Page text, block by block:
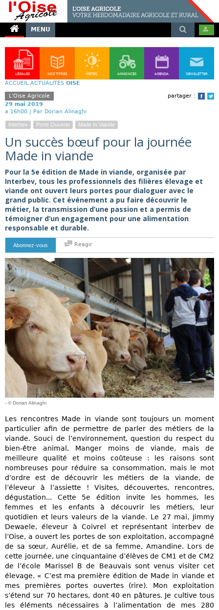
MENU
LÉGALES NOS TITRES MÉTÉO ANNONCES AGENDA NEWSLETTER
ACCUEIL ACTUALITÉS OISE
partager :
L'Oise Agricole
29 mai 2019
a 16h00 | Par Dorian Alinaghi
Interbev Porte Ouverte Made In Viande
Un succès bœuf pour la journée
Made in viande
Pour la 5e édition de Made in viande, organisée par
Interbev, tous les professionnels des filières élevage et
viande ont ouvert leurs portes pour dialoguer avec le
grand public. Cet événement a pu faire découvrir le
métier, la transmission d’une passion et a permis de
témoigner d’un engagement pour une alimentation
responsable et durable.
Abonnez-vous Reagir
- © Dorian Alinaghi
Les rencontres Made in viande sont toujours un moment
particulier afin de permettre de parler des métiers de la
viande. Souci de l’environnement, question du respect du
bien-être animal, Manger moins de viande, mais de
meilleure qualité et moins coûteuse : les raisons sont
nombreuses pour réduire sa consommation, mais le mot
d’ordre est de découvrir les métiers de la viande, de
l’éleveur à l’assiette ! Visites, découvertes, rencontres,
dégustation... Cette 5e édition invite les hommes, les
femmes et les enfants à découvrir les métiers, leur
quotidien et leurs valeurs de la viande. Le 27 mai, Jimmy
Dewaele, éleveur à Coivrel et représentant interbev de
l’Oise, a ouvert les portes de son exploitation, accompagné
de sa sœur, Aurélie, et de sa femme, Amandine. Lors de
cette journée, une cinquantaine d’élèves de CM1 et de CM2
de l’école Marissel B de Beauvais sont venus visiter cet
élevage. « C’est ma première édition de Made in viande et
mes premières portes ouvertes (rire). Mon exploitation
s’étend sur 70 hectares, dont 40 en pâtures. Je cultive tous
les éléments nécessaires à l’alimentation de mes 280